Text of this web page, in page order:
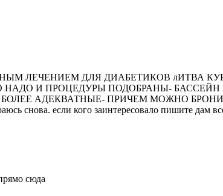
ЛЕЧЕНИЕМ ДЛЯ ДИАБЕТИКОВ лИТВА
И ПРОЦЕДУРЫ ПОДОБРАНЫ-
АДЕКВАТНЫЕ- ПРИЧЕМ МОЖНО
снова. если кого заинтересовало пишите дам
сюда